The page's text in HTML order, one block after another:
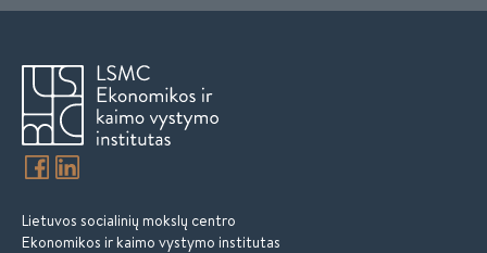
Lietuvos socialinių mokslų centro
Ekonomikos ir kaimo vystymo institutas